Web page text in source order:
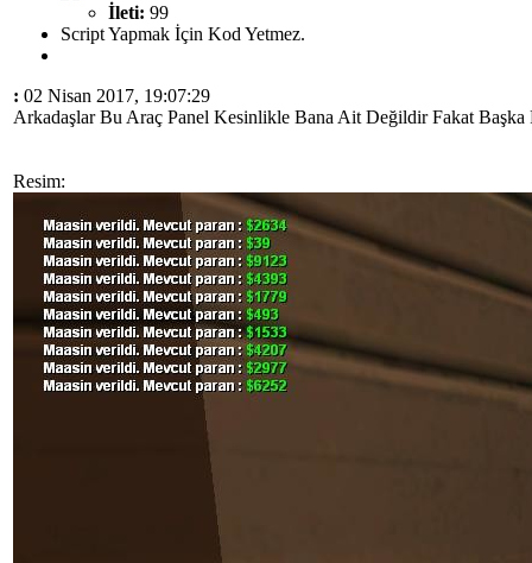
İleti: 99
Script Yapmak İçin Kod Yetmez.
: 02 Nisan 2017, 19:07:29
Arkadaşlar Bu Araç Panel Kesinlikle Bana Ait Değildir Fakat
Resim: